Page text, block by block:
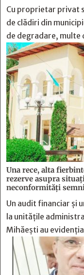
Cu proprietar privat
de clădiri din
de degradare,
Una rece, alta
rezerve asupra
neconformităţi
Un audit financiar și
la unitățile
Mihăești au